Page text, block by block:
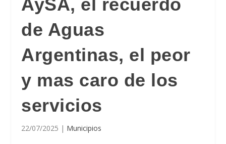
AySA, el recuerdo
de Aguas
Argentinas, el peor
y mas caro de los
servicios
22/07/2025 | Municipios